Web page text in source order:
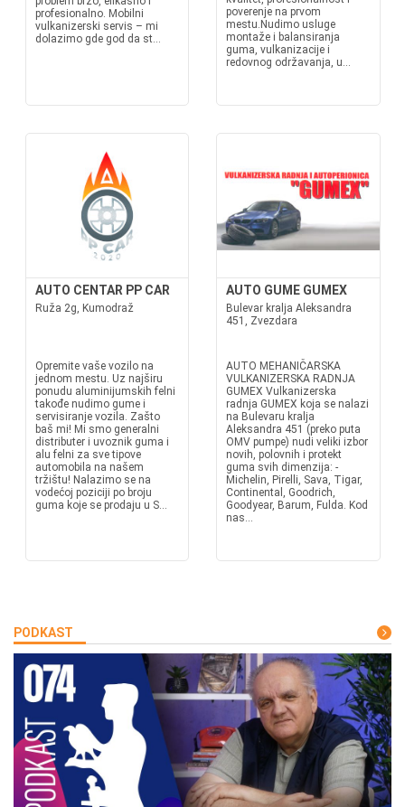
profesionalno. Mobilni
vulkanizerski servis – mi
dolazimo gde god da st...
poverenje na prvom
mestu.Nudimo usluge
montaže i balansiranja
guma, vulkanizacije i
redovnog održavanja, u...
AUTO CENTAR PP CAR
Ruža 2g, Kumodraž
Opremite vaše vozilo na
jednom mestu. Uz najširu
ponudu aluminijumskih felni
takođe nudimo gume i
servisiranje vozila. Zašto
baš mi! Mi smo generalni
distributer i uvoznik guma i
alu felni za sve tipove
automobila na našem
tržištu! Nalazimo se na
vodećoj poziciji po broju
guma koje se prodaju u S...
AUTO GUME GUMEX
Bulevar kralja Aleksandra
451, Zvezdara
AUTO MEHANIČARSKA
VULKANIZERSKA RADNJA
GUMEX Vulkanizerska
radnja GUMEX koja se nalazi
na Bulevaru kralja
Aleksandra 451 (preko puta
OMV pumpe) nudi veliki izbor
novih, polovnih i protekt
guma svih dimenzija: -
Michelin, Pirelli, Sava, Tigar,
Continental, Goodrich,
Goodyear, Barum, Fulda. Kod
nas...
PODKAST